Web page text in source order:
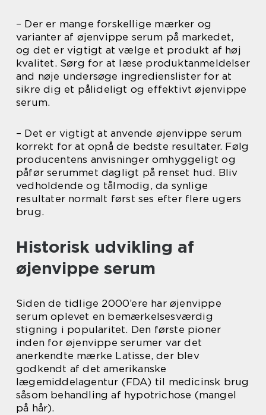
– Der er mange forskellige mærker og
varianter af øjenvippe serum på markedet,
og det er vigtigt at vælge et produkt af høj
kvalitet. Sørg for at læse produktanmeldelser
and nøje undersøge ingredienslister for at
sikre dig et pålideligt og effektivt øjenvippe
serum.
– Det er vigtigt at anvende øjenvippe serum
korrekt for at opnå de bedste resultater. Følg
producentens anvisninger omhyggeligt og
påfør serummet dagligt på renset hud. Bliv
vedholdende og tålmodig, da synlige
resultater normalt først ses efter flere ugers
brug.
Historisk udvikling af
øjenvippe serum
Siden de tidlige 2000’ere har øjenvippe
serum oplevet en bemærkelsesværdig
stigning i popularitet. Den første pioner
inden for øjenvippe serumer var det
anerkendte mærke Latisse, der blev
godkendt af det amerikanske
lægemiddelagentur (FDA) til medicinsk brug
såsom behandling af hypotrichose (mangel
på hår).